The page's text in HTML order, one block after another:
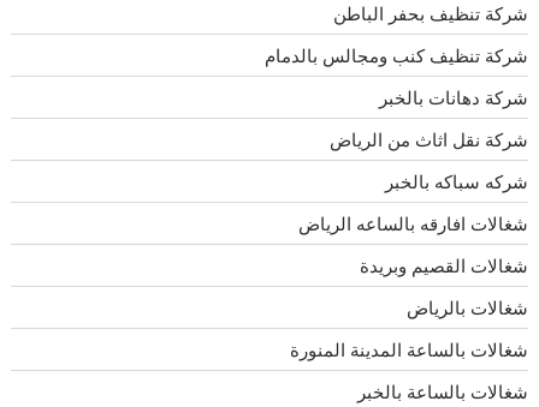
شركة تنظيف بحفر الباطن
شركة تنظيف كنب ومجالس بالدمام
شركة دهانات بالخبر
شركة نقل اثاث من الرياض
شركه سباكه بالخبر
شغالات افارقه بالساعه الرياض
شغالات القصيم وبريدة
شغالات بالرياض
شغالات بالساعة المدينة المنورة
شغالات بالساعة بالخبر